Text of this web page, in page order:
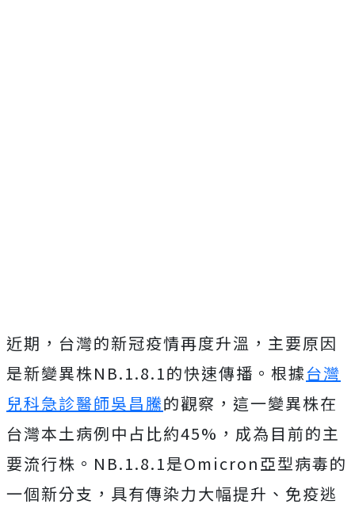
近期，台灣的新冠疫情再度升溫，主要原因
是新變異株NB.1.8.1的快速傳播。根據台灣
兒科急診醫師吳昌騰的觀察，這一變異株在
台灣本土病例中占比約45%，成為目前的主
要流行株。NB.1.8.1是Omicron亞型病毒的
一個新分支，具有傳染力大幅提升、免疫逃